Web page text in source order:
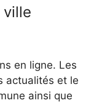
ville
en ligne. Les
actualités et le
ainsi que